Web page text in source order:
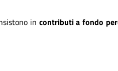
in contributi a fondo